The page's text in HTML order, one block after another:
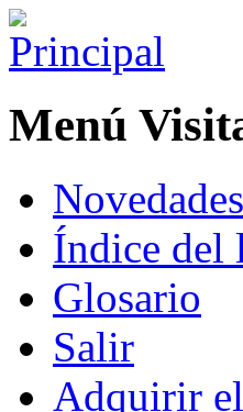
Menú
Índice del
Glosario
Salir
Adquirir